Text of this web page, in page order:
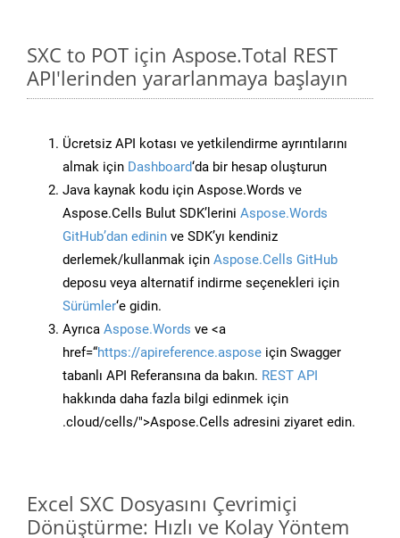
SXC to POT için Aspose.Total REST
API'lerinden yararlanmaya başlayın
Ücretsiz API kotası ve yetkilendirme ayrıntılarını
almak için Dashboard‘da bir hesap oluşturun
Java kaynak kodu için Aspose.Words ve
Aspose.Cells Bulut SDK’lerini Aspose.Words
GitHub’dan edinin ve SDK’yı kendiniz
derlemek/kullanmak için Aspose.Cells GitHub
deposu veya alternatif indirme seçenekleri için
Sürümler‘e gidin.
Ayrıca Aspose.Words ve <a
href=“https://apireference.aspose için Swagger
tabanlı API Referansına da bakın. REST API
hakkında daha fazla bilgi edinmek için
.cloud/cells/">Aspose.Cells adresini ziyaret edin.
Excel SXC Dosyasını Çevrimiçi
Dönüştürme: Hızlı ve Kolay Yöntem